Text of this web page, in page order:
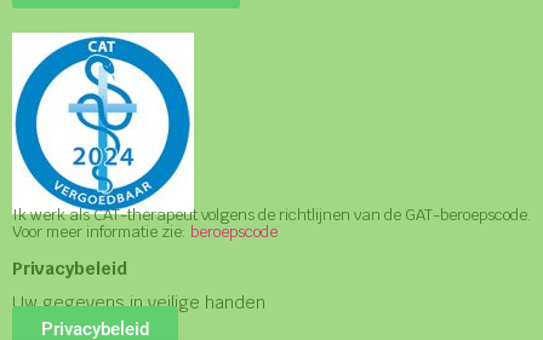
Ik werk als CAT-therapeut volgens de richtlijnen van de GAT-beroepscode.
Voor meer informatie zie: beroepscode
Privacybeleid
Uw gegevens in veilige handen
Privacybeleid